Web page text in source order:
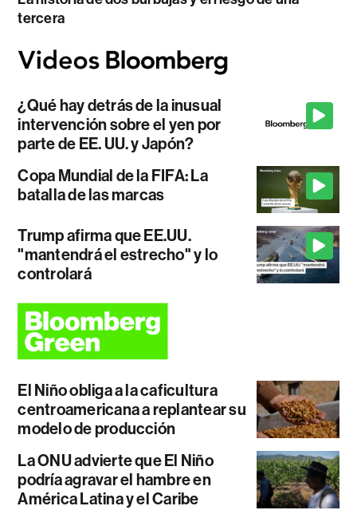
tercera
¿Qué hay detrás de la inusual
intervención sobre el yen por
parte de EE. UU. y Japón?
Copa Mundial de la FIFA: La
batalla de las marcas
Trump afirma que EE.UU.
"mantendrá el estrecho" y lo
controlará
El Niño obliga a la caficultura
centroamericana a replantear su
modelo de producción
La ONU advierte que El Niño
podría agravar el hambre en
América Latina y el Caribe